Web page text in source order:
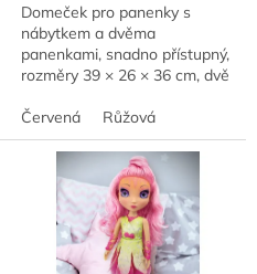
Domeček pro panenky s
nábytkem a dvěma
panenkami, snadno přístupný,
rozměry 39 × 26 × 36 cm, dvě
Červená
Růžová